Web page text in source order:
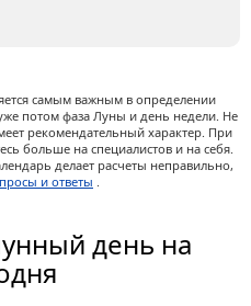
самым важным в определении
потом фаза Луны и день недели. Не
рекомендательный характер. При
больше на специалистов и на себя.
делает расчеты неправильно,
и ответы .
день на